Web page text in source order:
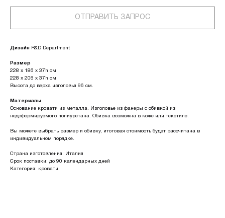
ОТПРАВИТЬ ЗАПРОС
Дизайн R&D Department
Размер
228 х 186 х 37h см
228 х 206 х 37h см
Высота до верха изголовья 96 см.
Материалы
Основание кровати из металла. Изголовье из фанеры с обивкой из
недеформируемого полиуретана. Обивка возможна в коже или текстиле.
Вы можете выбрать размер и обивку, итоговая стоимость будет рассчитана в
индивидуальном порядке.
Страна изготовления: Италия
Срок поставки: до 90 календарных дней
Категория: кровати